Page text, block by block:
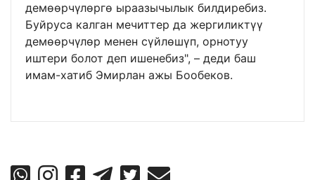
демөөрчүлөргө ыраазычылык билдиребиз.
Буйруса калган мечиттер да жергиликтүү
демөөрчүлөр менен сүйлөшүп, орнотуу
иштери болот деп ишенебиз", – деди баш
имам-хатиб Эмирлан ажы Бообеков.